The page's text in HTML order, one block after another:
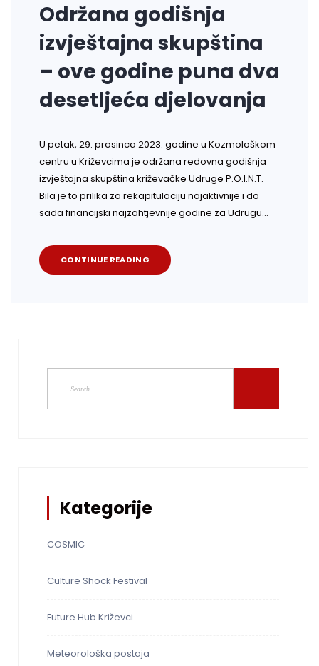
Održana godišnja
izvještajna skupština
– ove godine puna dva
desetljeća djelovanja
U petak, 29. prosinca 2023. godine u Kozmološkom
centru u Križevcima je održana redovna godišnja
izvještajna skupština križevačke Udruge P.O.I.N.T.
Bila je to prilika za rekapitulaciju najaktivnije i do
sada financijski najzahtjevnije godine za Udrugu…
CONTINUE READING
Kategorije
COSMIC
Culture Shock Festival
Future Hub Križevci
Meteorološka postaja